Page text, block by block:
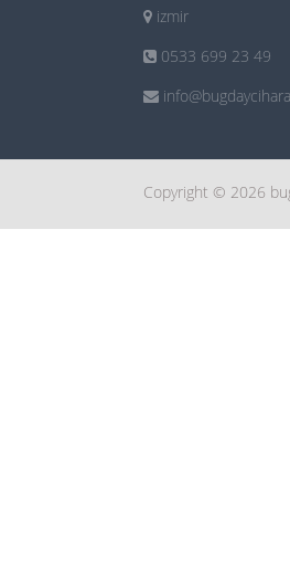
izmir
0533 699 23 49
Copyright © 2026